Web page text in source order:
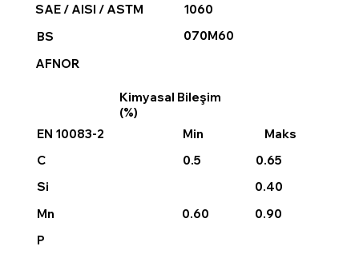
SAE / AISI / ASTM
1060
BS
070M60
AFNOR
Kimyasal Bileşim
(%)
EN 10083-2
C
Si
Mn
P
Min
0.5
0.60
Maks
0.65
0.40
0.90